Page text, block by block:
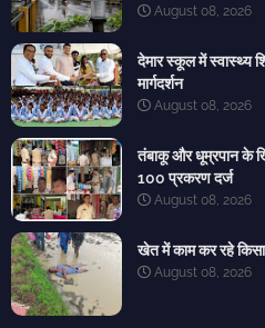
August 08, 2026
देमार स्कूल में स्वास्थ्य
मार्गदर्शन
August 08, 2026
तंबाकू और धूम्रपान के
100 प्रकरण दर्ज
August 08, 2026
खेत में काम कर रहे
August 08, 2026